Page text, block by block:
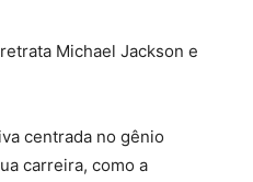
Michael Jackson e
centrada no gênio
carreira, como a